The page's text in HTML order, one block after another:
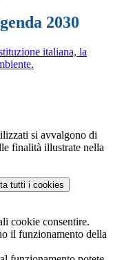
2030
italiana, la
si avvalgono di
finalità illustrate nella
tutti i cookies
cookie consentire.
il funzionamento della